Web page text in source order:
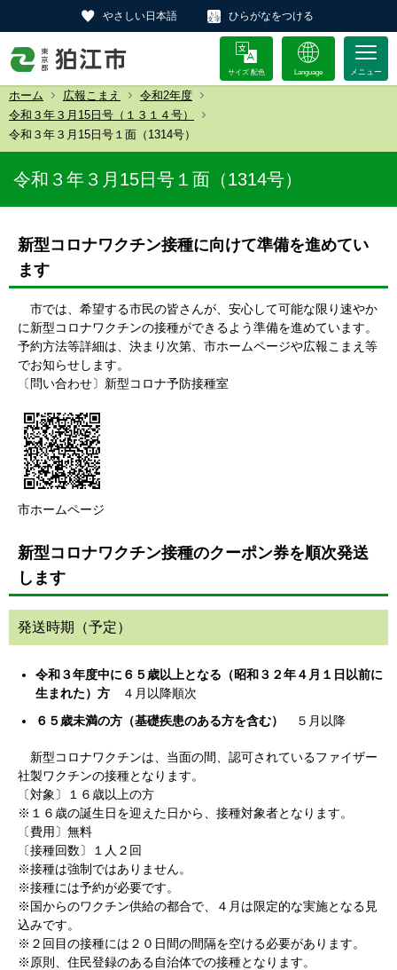
やさしい日本語 ひらがなをつける
サイズ 配色 Language
ホーム 広報こまえ
令和2年度
令和３年３月15日号（１３１４号）
令和３年３月15日号１面（1314号）
令和３年３月15日号１面（1314号）
新型コロナワクチン接種に向けて準備を進めてい
ます
市では、希望する市民の皆さんが、安心して可能な限り速やか
に新型コロナワクチンの接種ができるよう準備を進めています。
予約方法等詳細は、決まり次第、市ホームページや広報こまえ等
でお知らせします。
〔問い合わせ〕新型コロナ予防接種室
市ホームページ
新型コロナワクチン接種のクーポン券を順次発送
します
発送時期（予定）
令和３年度中に６５歳以上となる（昭和３２年４月１日以前に
生まれた）方 ４月以降順次
６５歳未満の方（基礎疾患のある方を含む）
５月以降
新型コロナワクチンは、当面の間、認可されているファイザー
社製ワクチンの接種となります。
〔対象〕１６歳以上の方
※１６歳の誕生日を迎えた日から、接種対象者となります。
〔費用〕無料
〔接種回数〕１人２回
※接種は強制ではありません。
※接種には予約が必要です。
※国からのワクチン供給の都合で、４月は限定的な実施となる見
込みです。
※２回目の接種には２０日間の間隔を空ける必要があります。
※原則、住民登録のある自治体での接種となります。